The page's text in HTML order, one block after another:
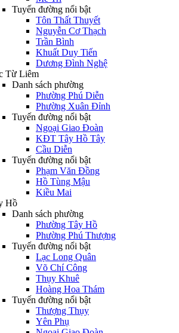
Tuyến đường nổi bật
Tôn Thất Thuyết
Nguyễn Cơ Thạch
Trần Bình
Khuất Duy Tiến
Dương Đình Nghệ
Từ Liêm
Danh sách phường
Phường Phú Diễn
Phường Xuân Đỉnh
Tuyến đường nổi bật
Ngoại Giao Đoàn
KĐT Tây Hồ Tây
Cầu Diễn
Tuyến đường nổi bật
Phạm Văn Đồng
Hồ Tùng Mậu
Kiều Mai
Hồ
Danh sách phường
Phường Tây Hồ
Phường Phú Thượng
Tuyến đường nổi bật
Lạc Long Quân
Võ Chí Công
Thụy Khuê
Hoàng Hoa Thám
Tuyến đường nổi bật
Thượng Thụy
Yên Phụ